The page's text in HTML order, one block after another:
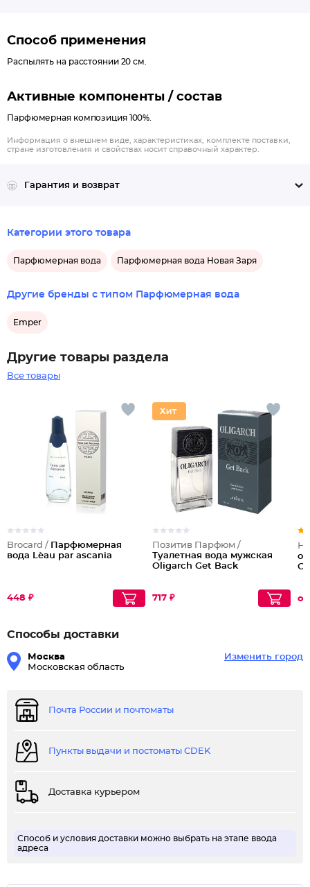
флористическим созвучием дерзкого жасмина и нежного
ириса. Чтобы подчеркнуть великолепие сердечной части
шлейф, было решено прибегнуть к сочетанию сандаловой и
листьев, волнительностью ванили и классическим дымчатым
ароматом янтаря.
Семейство ароматов цветочный, древесный, шипровый.
Ноты сердца: жасмин, роза
Способ применения
Распылять на расстоянии 20 см.
Активные компоненты / состав
Парфюмерная композиция 100%.
Информация о внешнем виде, характеристиках, комплекте поставки,
стране изготовления и свойствах носит справочный характер.
Гарантия и возврат
Категории этого товара
Парфюмерная вода Парфюмерная вода Новая Заря
Другие бренды с типом Парфюмерная вода
Emper
Другие товары раздела
Все товары
Brocard / Парфюмерная
вода L`eau par ascania
448 ₽
Позитив Парфюм /
Туалетная вода мужская
Oligarch Get Back
717 ₽ от
Способы доставки
Москва
Московская область
Изменить город
Почта России и почтоматы
Пункты выдачи и постоматы CDEK
Доставка курьером
Способ и условия доставки можно выбрать на этапе ввода
адреса